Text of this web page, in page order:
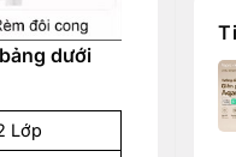
dưới
Lớp